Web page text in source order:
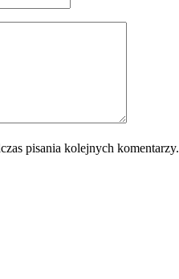
pisania kolejnych komentarzy.